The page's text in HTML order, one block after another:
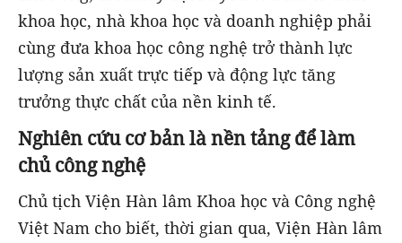
khoa học, nhà khoa học và doanh nghiệp phải
cùng đưa khoa học công nghệ trở thành lực
lượng sản xuất trực tiếp và động lực tăng
trưởng thực chất của nền kinh tế.
Nghiên cứu cơ bản là nền tảng để làm
chủ công nghệ
Chủ tịch Viện Hàn lâm Khoa học và Công nghệ
Việt Nam cho biết, thời gian qua, Viện Hàn lâm